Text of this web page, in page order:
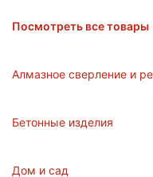
Посмотреть все товары
Алмазное сверление и
Бетонные изделия
Дом и сад